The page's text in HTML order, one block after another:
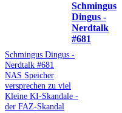
Schmingus
Dingus -
Nerdtalk
#681
Schmingus Dingus -
Nerdtalk #681
NAS Speicher
versprechen zu viel
Kleine KI-Skandale -
der FAZ-Skandal